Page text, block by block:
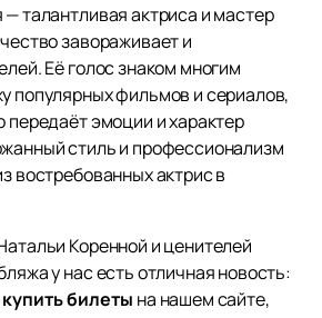
талантливая актриса и мастер
завораживает и
Её голос знаком многим
популярных фильмов и сериалов,
передаёт эмоции и характер
стиль и профессионализм
востребованных актрис в
Коренной и ценителей
у нас есть отличная новость:
купить билеты на нашем сайте,